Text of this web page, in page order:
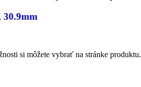
30.9mm
si môžete vybrať na stránke produktu.